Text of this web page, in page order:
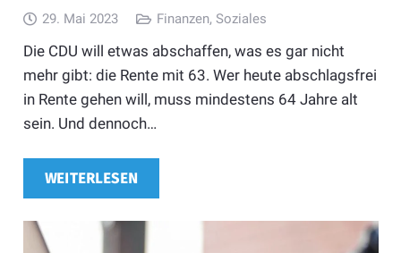
29. Mai 2023 Finanzen,Soziales
Die CDU will etwas abschaffen, was es gar nicht
mehr gibt: die Rente mit 63. Wer heute abschlagsfrei
in Rente gehen will, muss mindestens 64 Jahre alt
sein. Und dennoch…
WEITERLESEN